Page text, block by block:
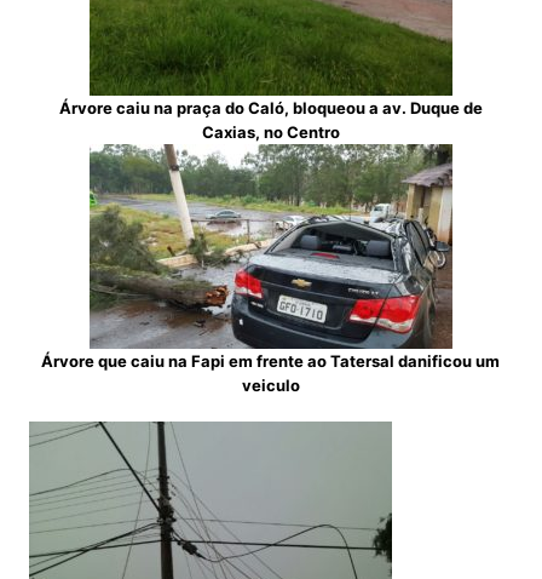
Árvore caiu na praça do Caló, bloqueou a av. Duque de
Caxias, no Centro
Árvore que caiu na Fapi em frente ao Tatersal danificou um
veiculo